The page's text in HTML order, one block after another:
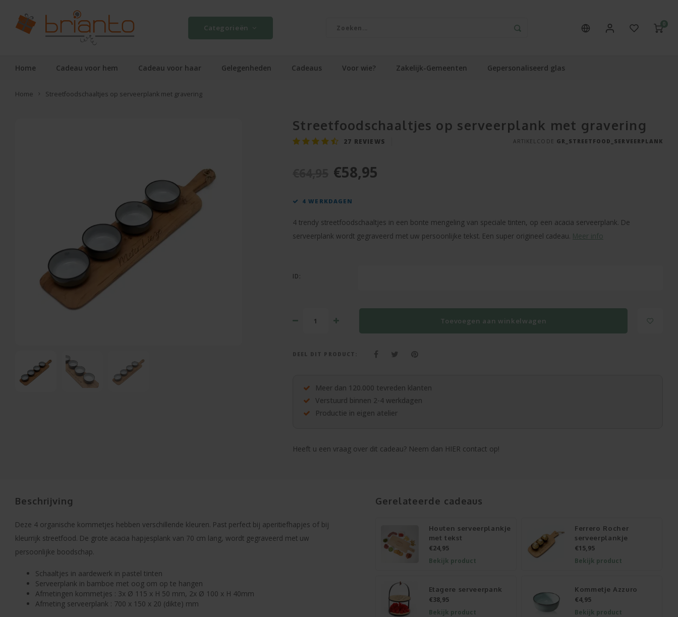
Categorieën 0
Home Cadeau voor hem Cadeau voor haar Gelegenheden Cadeaus Voor wie? Zakelijk-Gemeenten Gepersonaliseerd glas
Home Streetfoodschaaltjes op serveerplank met gravering
Streetfoodschaaltjes op serveerplank met gravering
27 REVIEWS ARTIKELCODE GR_STREETFOOD_SERVEERPLANK
€58,95
4 WERKDAGEN
4 trendy streetfoodschaaltjes in een bonte mengeling van speciale tinten, op een acacia serveerplank. De
serveerplank wordt gegraveerd met uw persoonlijke tekst. Een super origineel cadeau. Meer info
ID:
Toevoegen aan winkelwagen
DEEL DIT PRODUCT:
Meer dan 120.000 tevreden klanten
Verstuurd binnen 2-4 werkdagen
Productie in eigen atelier
Heeft u een vraag over dit cadeau? Neem dan HIER contact op!
Beschrijving
Deze 4 organische kommetjes hebben verschillende kleuren. Past perfect bij aperitiefhapjes of bij
kleurrijk streetfood. De grote acacia hapjesplank van 70 cm lang, wordt gegraveerd met uw
persoonlijke boodschap.
Schaaltjes in aardewerk in pastel tinten
Serveerplank in bamboe met oog om op te hangen
Afmetingen kommetjes : 3x Ø 115 x H 50 mm, 2x Ø 100 x H 40mm
Afmeting serveerplank : 700 x 150 x 20 (dikte) mm
Gerelateerde cadeaus
Houten serveerplankje
met tekst
€24,95
Bekijk product
Ferrero Rocher
serveerplankje
€15,95
Bekijk product
Etagere serveerpank
€38,95
Bekijk product
Kommetje Azzuro
€4,95
Bekijk product